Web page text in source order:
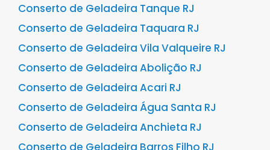
Conserto de Geladeira Tanque RJ
Conserto de Geladeira Taquara RJ
Conserto de Geladeira Vila Valqueire RJ
Conserto de Geladeira Abolição RJ
Conserto de Geladeira Acari RJ
Conserto de Geladeira Água Santa RJ
Conserto de Geladeira Anchieta RJ
Conserto de Geladeira Barros Filho RJ